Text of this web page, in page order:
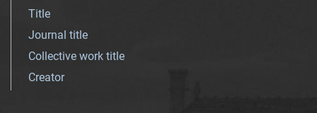
Title
Journal title
Collective work title
Creator